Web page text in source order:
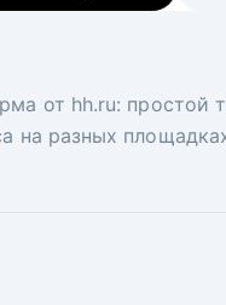
от hh.ru: простой
на разных
вакансий на
ключ. Решите,
рекрутеры и